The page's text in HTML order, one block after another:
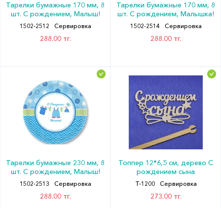
Тарелки бумажные 170 мм, 8
шт. С рождением, Малыш!
1502-2512 Сервировка
288.00 тг.
Тарелки бумажные 170 мм, 8
шт. С рождением, Малышка!
1502-2514 Сервировка
288.00 тг.
Тарелки бумажные 230 мм, 8
шт. С рождением, Малыш!
1502-2513 Сервировка
288.00 тг.
Топпер 12*6,5 см, дерево С
рождением сына
Т-1200 Сервировка
273.00 тг.